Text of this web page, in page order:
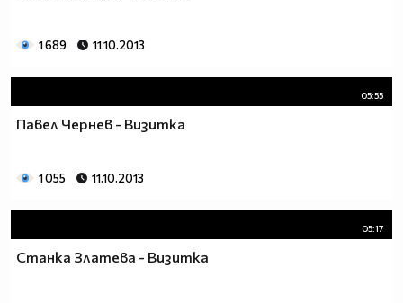
1 689 11.10.2013
05:55
Павел Чернев - Визитка
1 055 11.10.2013
05:17
Станка Златева - Визитка